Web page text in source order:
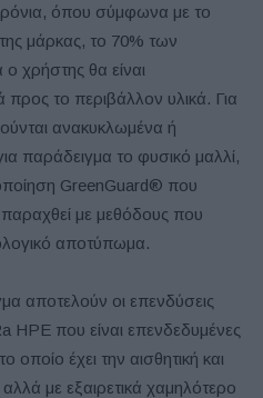
όπου σύμφωνα με το
μάρκας, το 70% των
χρήστης θα είναι
προς το περιβάλλον υλικά. Για
ανακυκλωμένα ή
παράδειγμα το φυσικό μαλλί,
GreenGuard® που
παραχθεί με μεθόδους που
αποτύπωμα.
αποτελούν οι επενδύσεις
που είναι επενδεδυμένες
έχει την αισθητική και
με εξαιρετικά χαμηλότερο